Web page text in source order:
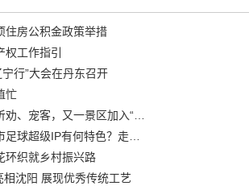
住房公积金政策举措
工作指引
行”大会在丹东召开
忙
环织就乡村振兴路
相沈阳 展现优秀传统工艺